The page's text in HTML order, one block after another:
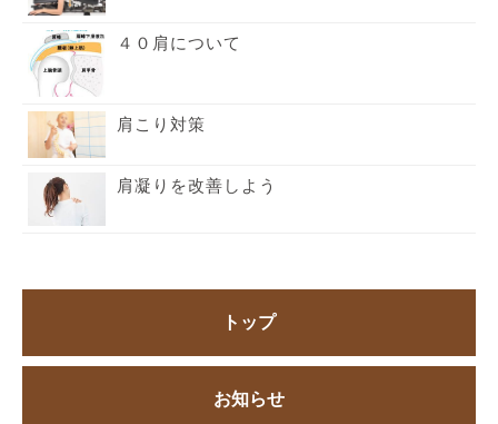
４０肩について
肩こり対策
肩凝りを改善しよう
トップ
お知らせ